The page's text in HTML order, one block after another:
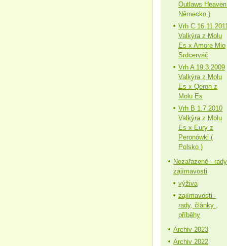
Outlaws
Německo )
Vrh C
Valkýra z Molu
Es x Amore Mio
Srdcerváč
Vrh A 19.3.2009
Valkýra z Molu
Es x Qeron z
Molu Es
Vrh B 1.7.2010
Valkýra z Molu
Es x Eury z
Peronówki (
Polsko )
Nezařazené -
zajímavosti
výživa
zajímavosti -
rady, články ,
příběhy
Archiv 2023
Archiv 2022